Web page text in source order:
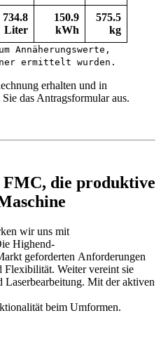
734.8
Liter
150.9
kWh
575.5
kg
Annäherungswerte,
ermittelt wurden.
erhalten und in
das Antragsformular aus.
die produktive
wir uns mit
Highend-
geforderten Anforderungen
Flexibilität. Weiter vereint sie
Laserbearbeitung. Mit der aktiven
beim Umformen.